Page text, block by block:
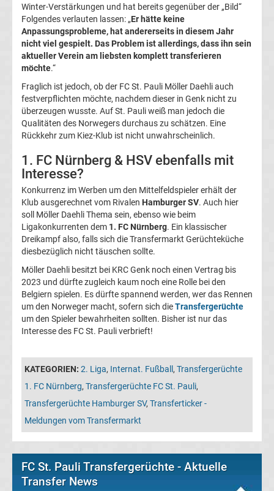
Transfergerüchte
1.
FSV
Mainz
05
Transfergerüchte
Alemannia
Aachen
Transfergerüchte
Arminia
Bielefeld
Bayer
Leverkusen
Transfergerüchte
Bayern
Winter-Verstärkungen und hat bereits gegenüber der „Bild“
Folgendes verlauten lassen: „Er hätte keine
Anpassungsprobleme, hat andererseits in diesem Jahr
nicht viel gespielt. Das Problem ist allerdings, dass ihn sein
aktueller Verein am liebsten komplett transferieren
möchte.“
Fraglich ist jedoch, ob der FC St. Pauli Möller Daehli auch
festverpflichten möchte, nachdem dieser in Genk nicht zu
überzeugen wusste. Auf St. Pauli weiß man jedoch die
Qualitäten des Norwegers durchaus zu schätzen. Eine
Rückkehr zum Kiez-Klub ist nicht unwahrscheinlich.
1. FC Nürnberg & HSV ebenfalls mit
Interesse?
Konkurrenz im Werben um den Mittelfeldspieler erhält der
Klub ausgerechnet vom Rivalen Hamburger SV. Auch hier
soll Möller Daehli Thema sein, ebenso wie beim
Ligakonkurrenten dem 1. FC Nürnberg. Ein klassischer
Dreikampf also, falls sich die Transfermarkt Gerüchteküche
diesbezüglich nicht täuschen sollte.
Möller Daehli besitzt bei KRC Genk noch einen Vertrag bis
2023 und dürfte zugleich kaum noch eine Rolle bei den
Belgiern spielen. Es dürfte spannend werden, wer das Rennen
um den Norweger macht, sofern sich dieTransfergerüchte
um den Spieler bewahrheiten sollten. Bisher ist nur das
Interesse des FC St. Pauli verbrieft!
KATEGORIEN: 2. Liga, Internat. Fußball, Transfergerüchte
1. FC Nürnberg, Transfergerüchte FC St. Pauli,
Transfergerüchte Hamburger SV, Transferticker -
Meldungen vom Transfermarkt
FC St. Pauli Transfergerüchte - Aktuelle
Transfer News